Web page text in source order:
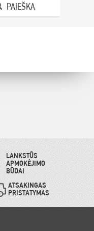
PAIEŠKA
LANKSTŪS
APMOKĖJIMO
BŪDAI
ATSAKINGAS
PRISTATYMAS